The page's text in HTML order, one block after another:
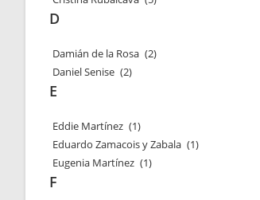
D
Damián de la Rosa (2)
Daniel Senise (2)
E
Eddie Martínez (1)
Eduardo Zamacois y Zabala (1)
Eugenia Martínez (1)
F